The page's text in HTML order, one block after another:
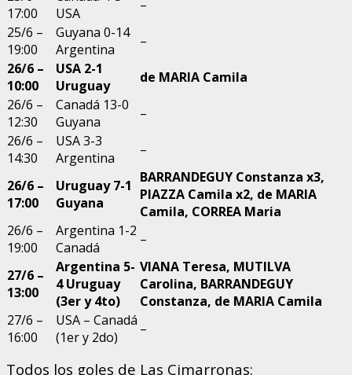
17:00
USA
–
25/6 –
19:00
Guyana 0-14
Argentina
–
26/6 –
10:00
USA 2-1
Uruguay
de MARIA Camila
26/6 –
12:30
Canadá 13-0
Guyana
–
26/6 –
14:30
USA 3-3
Argentina
–
26/6 –
17:00
Uruguay 7-1
Guyana
BARRANDEGUY Constanza x3,
PIAZZA Camila x2, de MARIA
Camila, CORREA Maria
26/6 –
19:00
Argentina 1-2
Canadá
–
27/6 –
13:00
Argentina 5-
4 Uruguay
(3er y 4to)
VIANA Teresa, MUTILVA
Carolina, BARRANDEGUY
Constanza, de MARIA Camila
27/6 –
16:00
USA – Canadá
(1er y 2do)
–
Todos los goles de Las Cimarronas: